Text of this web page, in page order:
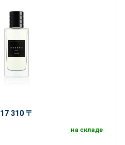
17 310 〒
на складе